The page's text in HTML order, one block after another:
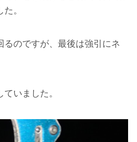
。
るのですが、最後は強引にネ
いました。